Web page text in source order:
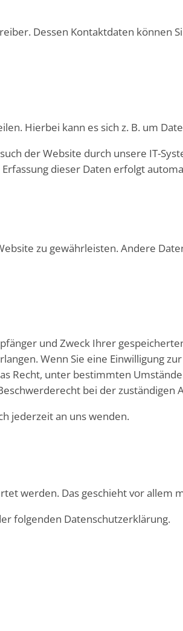
Dessen Kontaktdaten können
Hierbei kann es sich z. B. um
der Website durch unsere IT-
dieser Daten erfolgt
zu gewährleisten. Andere
und Zweck Ihrer
Wenn Sie eine Einwilligung
Recht, unter bestimmten
bei der zuständigen
jederzeit an uns wenden.
werden. Das geschieht vor allem
folgenden Datenschutzerklärung.